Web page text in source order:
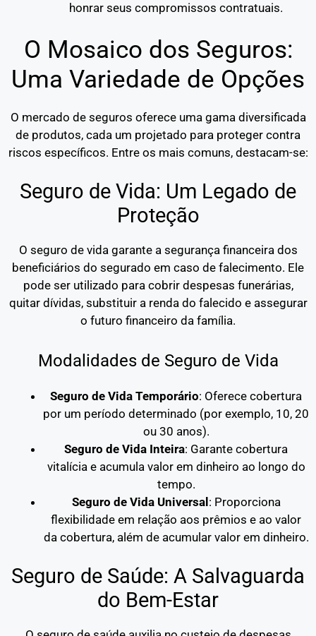
honrar seus compromissos contratuais.
O Mosaico dos Seguros:
Uma Variedade de Opções
O mercado de seguros oferece uma gama diversificada
de produtos, cada um projetado para proteger contra
riscos específicos. Entre os mais comuns, destacam-se:
Seguro de Vida: Um Legado de
Proteção
O seguro de vida garante a segurança financeira dos
beneficiários do segurado em caso de falecimento. Ele
pode ser utilizado para cobrir despesas funerárias,
quitar dívidas, substituir a renda do falecido e assegurar
o futuro financeiro da família.
Modalidades de Seguro de Vida
Seguro de Vida Temporário: Oferece cobertura
por um período determinado (por exemplo, 10, 20
ou 30 anos).
Seguro de Vida Inteira: Garante cobertura
vitalícia e acumula valor em dinheiro ao longo do
tempo.
Seguro de Vida Universal: Proporciona
flexibilidade em relação aos prêmios e ao valor
da cobertura, além de acumular valor em dinheiro.
Seguro de Saúde: A Salvaguarda
do Bem-Estar